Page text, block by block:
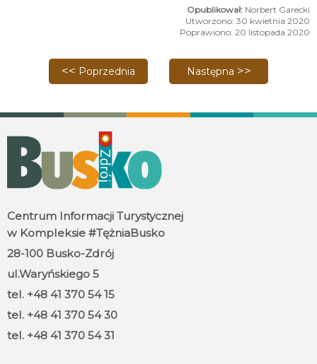
Norbert Garecki
Utworzono: 30 kwietnia 2020
Poprawiono: 20 listopada 2020
Poprzednia strona: KOMUNIKAT BURMISTRZA
Poprzednia Następna strona: Święto
Następna
Centrum Informacji Turystycznej
w Kompleksie #TężniaBusko
28-100 Busko-Zdrój
ul.Waryńskiego 5
tel. +48 41 370 54 15
tel. +48 41 370 54 30
tel. +48 41 370 54 31